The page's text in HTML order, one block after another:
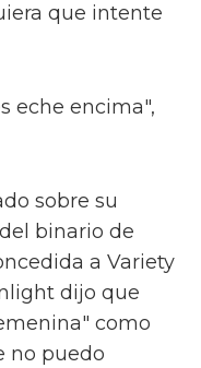
que intente
eche encima",
sobre su
binario de
a Variety
dijo que
como
no puedo